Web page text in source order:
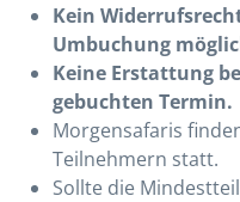
Kein
Umbuchung
Keine Erstattung
gebuchten Termin.
Morgensafaris
Teilnehmern statt.
Sollte die